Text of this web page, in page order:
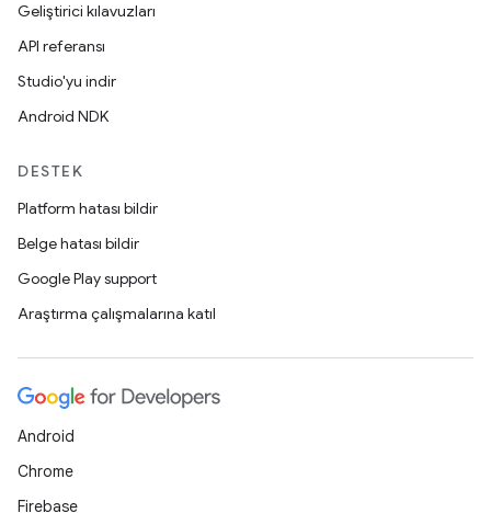
Geliştirici kılavuzları
API referansı
Studio'yu indir
Android NDK
DESTEK
Platform hatası bildir
Belge hatası bildir
Google Play support
Araştırma çalışmalarına katıl
Android
Chrome
Firebase